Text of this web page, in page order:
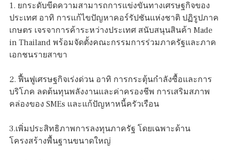
1. ยกระดับขีดความสามารถการแข่งขันทางเศรษฐกิจของ
ประเทศ อาทิ การแก้ไขปัญหาคอร์รัปชันแห่งชาติ ปฏิรูปภาค
เกษตร เจรจาการค้าระหว่างประเทศ สนับสนุนสินค้า Made
in Thailand พร้อมจัดตั้งคณะกรรมการร่วมภาครัฐและภาค
เอกชนรายสาขา
2. ฟื้นฟูเศรษฐกิจเร่งด่วน อาทิ การกระตุ้นกำลังซื้อและการ
บริโภค ลดต้นทุนพลังงานและค่าครองชีพ การเสริมสภาพ
คล่องของ SMEs และแก้ปัญหาหนี้ครัวเรือน
3.เพิ่มประสิทธิภาพการลงทุนภาครัฐ โดยเฉพาะด้าน
โครงสร้างพื้นฐานขนาดใหญ่